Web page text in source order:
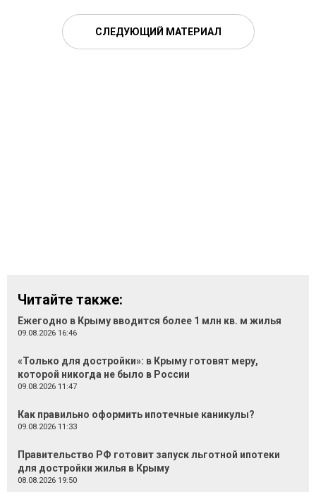
СЛЕДУЮЩИЙ МАТЕРИАЛ
Читайте также:
Ежегодно в Крыму вводится более 1 млн кв. м жилья
09.08.2026 16:46
«Только для достройки»: в Крыму готовят меру,
которой никогда не было в России
09.08.2026 11:47
Как правильно оформить ипотечные каникулы?
09.08.2026 11:33
Правительство РФ готовит запуск льготной ипотеки
для достройки жилья в Крыму
08.08.2026 19:50